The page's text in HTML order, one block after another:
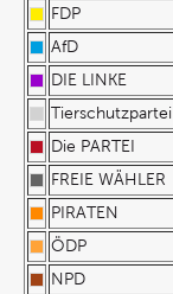
FDP
AfD
DIE LINKE
Tierschutzpartei
Die PARTEI
FREIE WÄHLER
PIRATEN
ÖDP
NPD